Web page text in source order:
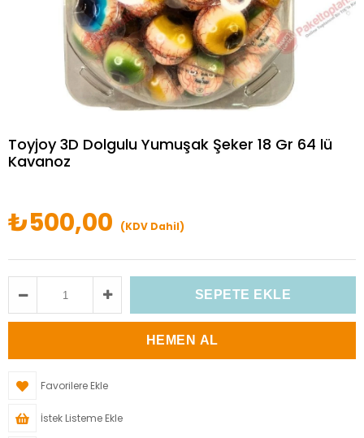
Toyjoy 3D Dolgulu Yumuşak Şeker 18 Gr 64 lü
Kavanoz
₺500,00 (KDV Dahil)
Favorilere Ekle
İstek Listeme Ekle